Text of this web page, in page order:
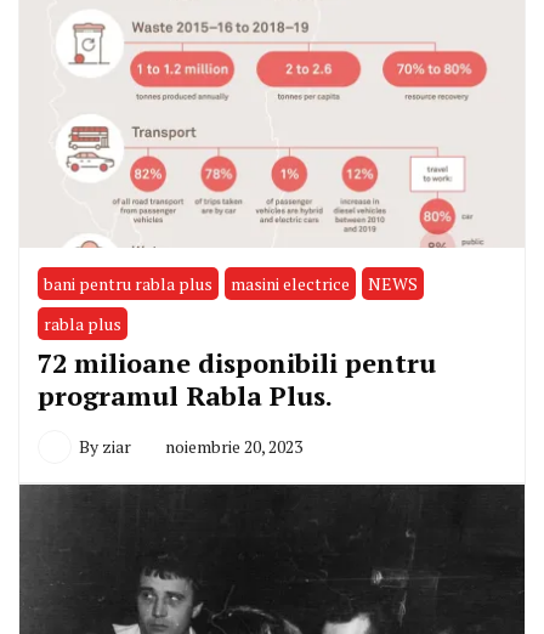
bani pentru rabla plus masini electrice
NEWS
rabla plus
72 milioane disponibili pentru
programul Rabla Plus.
By ziar noiembrie 20, 2023